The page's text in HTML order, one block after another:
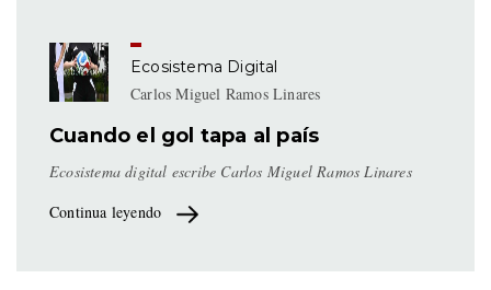
Ecosistema Digital
Carlos Miguel Ramos Linares
Cuando el gol tapa al país
Ecosistema digital escribe Carlos Miguel Ramos Linares
Continua leyendo